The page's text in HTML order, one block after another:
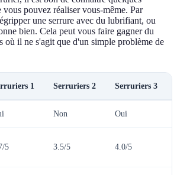
vous pouvez réaliser vous-même. Par
une serrure avec du lubrifiant, ou
bien. Cela peut vous faire gagner du
où il ne s'agit que d'un simple problème de
1 Serruriers 2 Serruriers 3
Non Oui
5 3.5/5 4.0/5